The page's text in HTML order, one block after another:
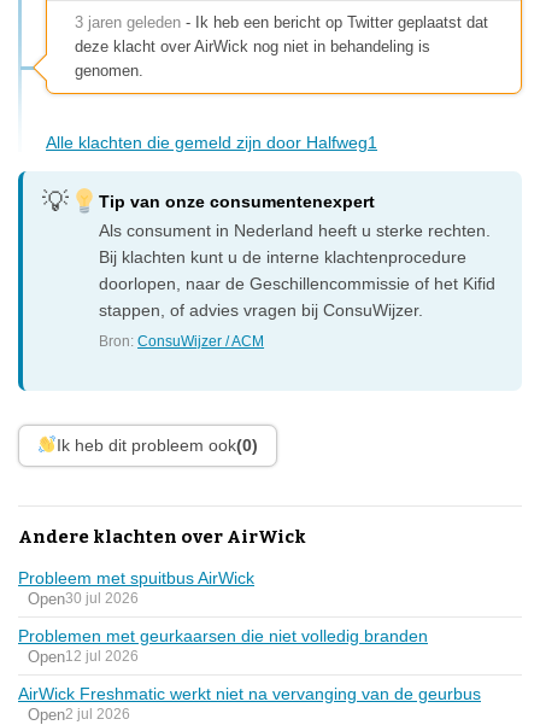
3 jaren geleden - Ik heb een bericht op Twitter geplaatst dat
deze klacht over AirWick nog niet in behandeling is
genomen.
Alle klachten die gemeld zijn door Halfweg1
Tip van onze consumentenexpert
Als consument in Nederland heeft u sterke rechten.
Bij klachten kunt u de interne klachtenprocedure
doorlopen, naar de Geschillencommissie of het Kifid
stappen, of advies vragen bij ConsuWijzer.
Bron:ConsuWijzer / ACM
Ik heb dit probleem ook(0)
Andere klachten over AirWick
Probleem met spuitbus AirWick
Open30 jul 2026
Problemen met geurkaarsen die niet volledig branden
Open12 jul 2026
AirWick Freshmatic werkt niet na vervanging van de geurbus
Open2 jul 2026